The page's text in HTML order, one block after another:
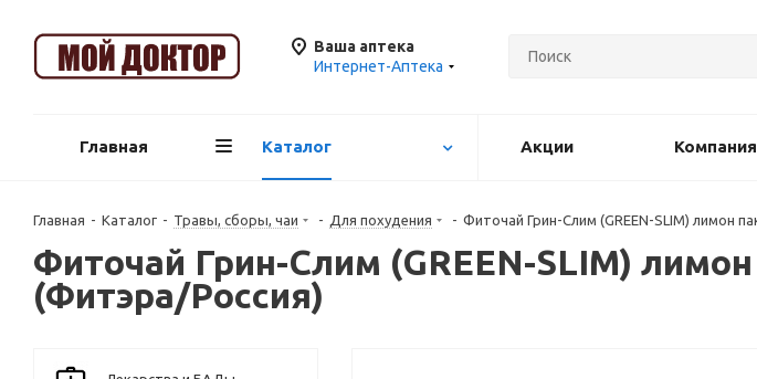
Ваша аптека
Интернет-Аптека
Главная Каталог Акции Компания
Главная - Каталог - Травы, сборы, чаи - Для похудения - Фиточай Грин-Слим (GREEN-SLIM) лимон
Фиточай Грин-Слим (GREEN-SLIM)
(Фитэра/Россия)